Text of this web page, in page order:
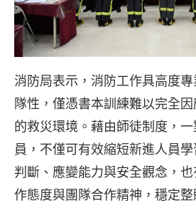
消防局表示，消防工作具高度
隊性，僅憑書本訓練難以完全
的救災環境。藉由師徒制度，
員，不僅可有效縮短新進人員
判斷、應變能力與安全觀念，
作態度與團隊合作精神，穩定